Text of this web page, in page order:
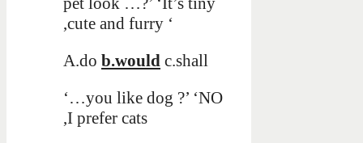
,cute and furry ‘
A.do b.would c.shall
‘…you like dog ?’ ‘NO
,I prefer cats